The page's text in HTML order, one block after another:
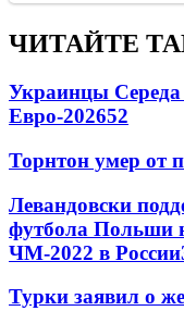
ЧИТАЙТЕ
Украинцы
Евро-202652
Торнтон умер от
Левандовски
футбола Польши
ЧМ-2022 в России
Турки заявил о